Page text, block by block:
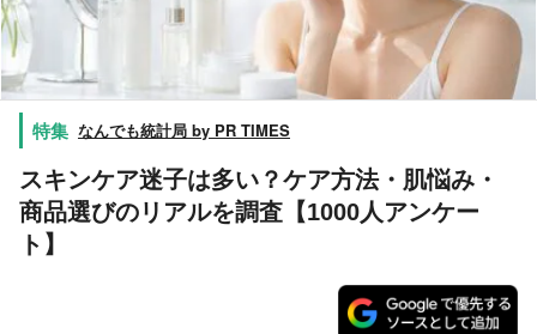
なんでも統計局 by PR TIMES
スキンケア迷子は多い？ケア方法・肌悩み・
商品選びのリアルを調査【1000人アンケー
ト】